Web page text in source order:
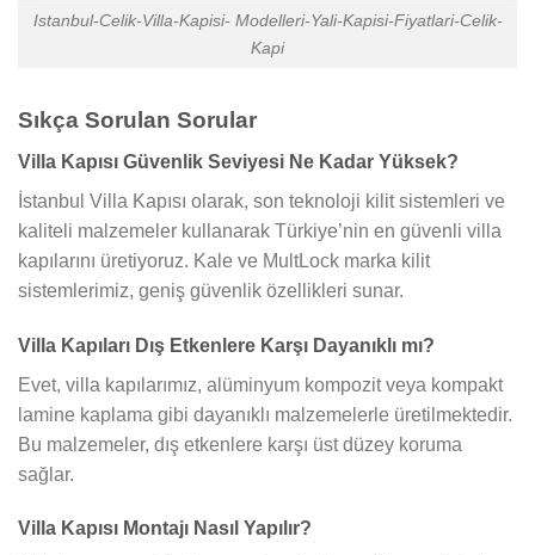
Istanbul-Celik-Villa-Kapisi- Modelleri-Yali-Kapisi-Fiyatlari-Celik-
Kapi
Sıkça Sorulan Sorular
Villa Kapısı Güvenlik Seviyesi Ne Kadar Yüksek?
İstanbul Villa Kapısı olarak, son teknoloji kilit sistemleri ve
kaliteli malzemeler kullanarak Türkiye’nin en güvenli villa
kapılarını üretiyoruz. Kale ve MultLock marka kilit
sistemlerimiz, geniş güvenlik özellikleri sunar.
Villa Kapıları Dış Etkenlere Karşı Dayanıklı mı?
Evet, villa kapılarımız, alüminyum kompozit veya kompakt
lamine kaplama gibi dayanıklı malzemelerle üretilmektedir.
Bu malzemeler, dış etkenlere karşı üst düzey koruma
sağlar.
Villa Kapısı Montajı Nasıl Yapılır?